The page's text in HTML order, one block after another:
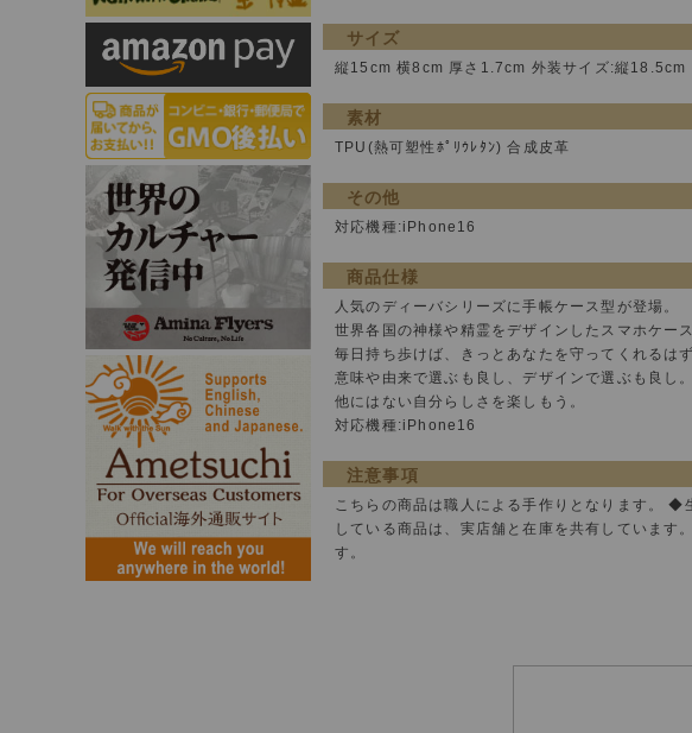
サイズ
縦15cm 横8cm 厚さ1.7cm 外装サイズ:縦
素材
TPU(熱可塑性ﾎﾟﾘｳﾚﾀﾝ) 合成皮革
その他
対応機種:iPhone16
商品仕様
人気のディーバシリーズに手帳ケース型が登場。
世界各国の神様や精霊をデザインしたスマホケース
毎日持ち歩けば、きっとあなたを守ってくれるはず
意味や由来で選ぶも良し、デザインで選ぶも良し。
他にはない自分らしさを楽しもう。
対応機種:iPhone16
注意事項
こちらの商品は職人による手作りとなります。
している商品は、実店舗と在庫を共有していま
す。